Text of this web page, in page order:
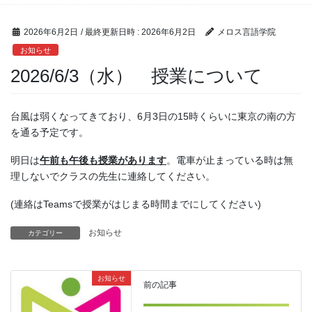
2026年6月2日 / 最終更新日時 : 2026年6月2日 メロス言語学院
お知らせ
2026/6/3（水） 授業について
台風は弱くなってきており、6月3日の15時くらいに東京の南の方
を通る予定です。
明日は午前も午後も授業があります。電車が止まっている時は無
理しないでクラスの先生に連絡してください。
(連絡はTeamsで授業がはじまる時間までにしてください)
カテゴリー お知らせ
お知らせ
前の記事